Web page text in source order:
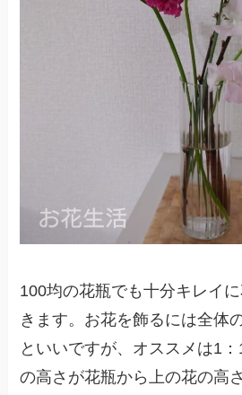
100均の花瓶でも十分キレイ
きます。お花を飾るには全体
といいですが、オススメは1
の高さが花瓶から上の花の高